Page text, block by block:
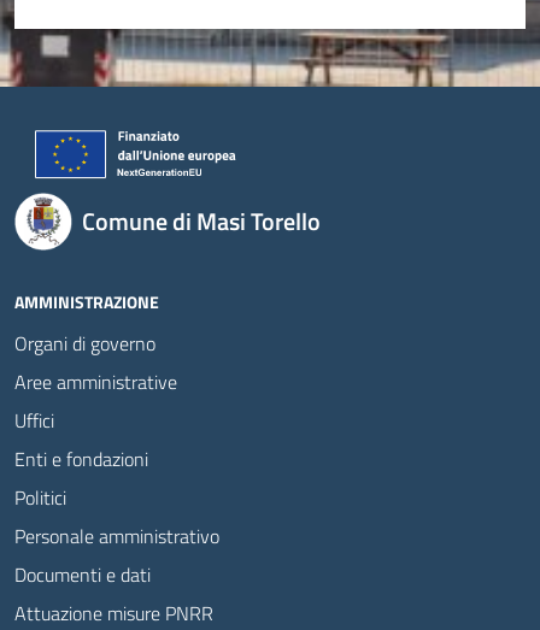
Comune di Masi Torello
AMMINISTRAZIONE
Organi di governo
Aree amministrative
Uffici
Enti e fondazioni
Politici
Personale amministrativo
Documenti e dati
Attuazione misure PNRR